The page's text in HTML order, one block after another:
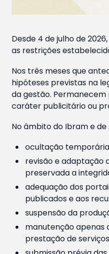
Desde 4 de julho de
as restrições
Nos três meses que
hipóteses previstas na
da gestão.
caráter publicitário ou
No âmbito do Ibram e
ocultação
revisão e adaptação
preservada a
adequação dos
publicados e aos
suspensão da
manutenção apenas
prestação de